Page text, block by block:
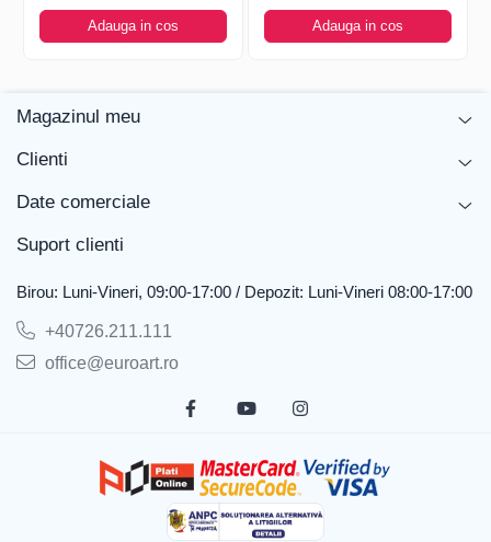
Adauga in cos Adauga in cos
Magazinul meu
Clienti
Date comerciale
Suport clienti
Birou: Luni-Vineri, 09:00-17:00 / Depozit: Luni-Vineri 08:00-17:00
+40726.211.111
office@euroart.ro